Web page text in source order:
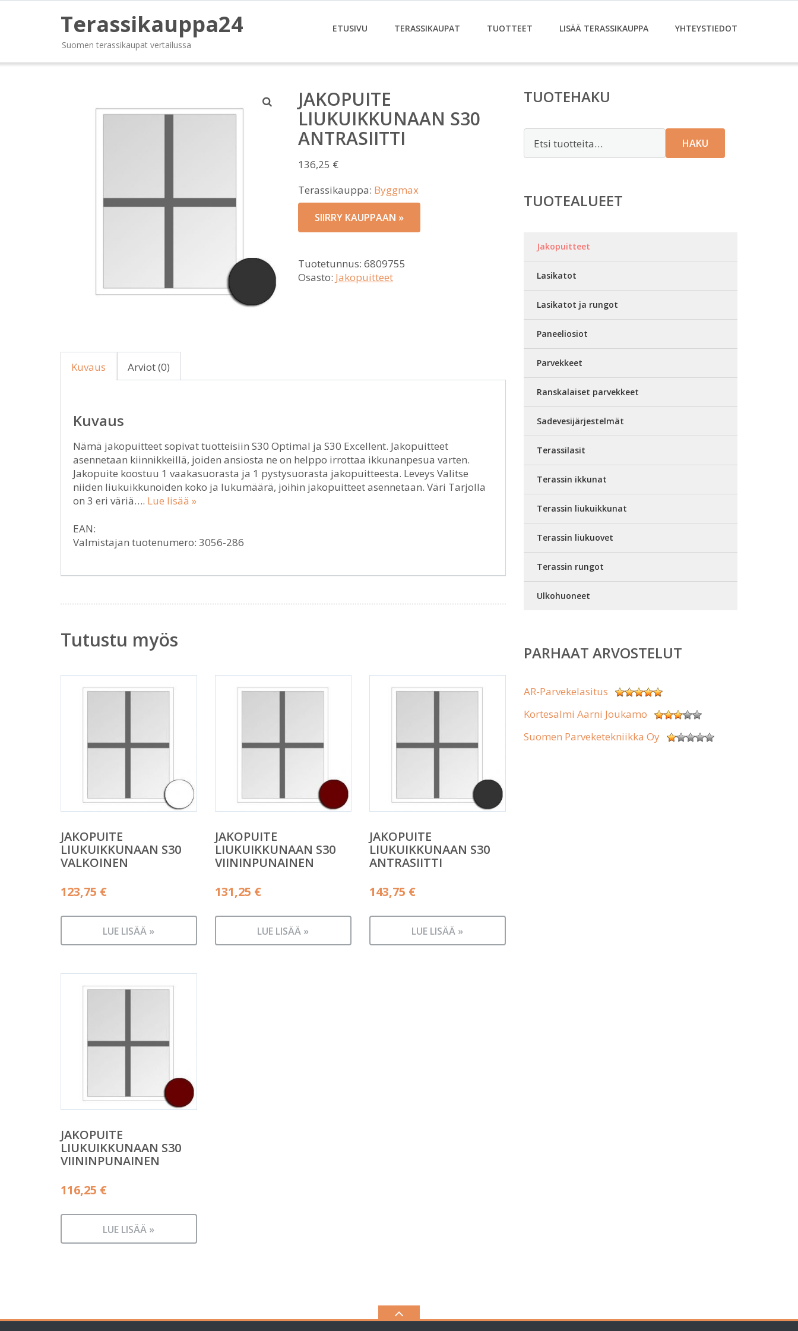
Terassikauppa24
Suomen terassikaupat vertailussa
ETUSIVU TERASSIKAUPAT TUOTTEET LISÄÄ TERASSIKAUPPA YHTEYSTIEDOT
JAKOPUITE
LIUKUIKKUNAAN S30
ANTRASIITTI
136,25 €
Terassikauppa: Byggmax
SIIRRY KAUPPAAN »
Tuotetunnus: 6809755
Osasto: Jakopuitteet
Kuvaus Arviot (0)
Kuvaus
Nämä jakopuitteet sopivat tuotteisiin S30 Optimal ja S30 Excellent. Jakopuitteet
asennetaan kiinnikkeillä, joiden ansiosta ne on helppo irrottaa ikkunanpesua varten.
Jakopuite koostuu 1 vaakasuorasta ja 1 pystysuorasta jakopuitteesta. Leveys Valitse
niiden liukuikkunoiden koko ja lukumäärä, joihin jakopuitteet asennetaan. Väri Tarjolla
on 3 eri väriä…. Lue lisää »
EAN:
Valmistajan tuotenumero: 3056-286
Tutustu myös
JAKOPUITE
LIUKUIKKUNAAN S30
VALKOINEN
123,75 €
LUE LISÄÄ »
JAKOPUITE
LIUKUIKKUNAAN S30
VIININPUNAINEN
131,25 €
LUE LISÄÄ »
JAKOPUITE
LIUKUIKKUNAAN S30
ANTRASIITTI
143,75 €
LUE LISÄÄ »
JAKOPUITE
LIUKUIKKUNAAN S30
VIININPUNAINEN
116,25 €
LUE LISÄÄ »
TUOTEHAKU
HAKU
TUOTEALUEET
Jakopuitteet
Lasikatot
Lasikatot ja rungot
Paneeliosiot
Parvekkeet
Ranskalaiset parvekkeet
Sadevesijärjestelmät
Terassilasit
Terassin ikkunat
Terassin liukuikkunat
Terassin liukuovet
Terassin rungot
Ulkohuoneet
PARHAAT ARVOSTELUT
AR-Parvekelasitus
Kortesalmi Aarni Joukamo
Suomen Parveketekniikka Oy